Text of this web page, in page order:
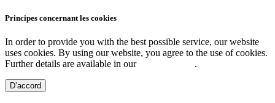
Principes concernant les cookies
In order to provide you with the best possible service, our website
uses cookies. By using our website, you agree to the use of cookies.
Further details are available in our
.
D’accord